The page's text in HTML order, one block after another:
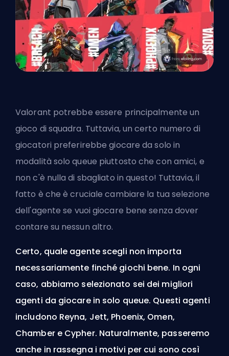
Valorant potrebbe essere principalmente un
gioco di squadra. Tuttavia, un certo numero di
giocatori preferirebbe giocare da solo in
modalità solo queue piuttosto che con amici, e
non c'è nulla di sbagliato in questo! Tuttavia, il
fatto è che è cruciale cambiare la tua selezione
dell'agente se vuoi giocare bene senza dover
contare su nessun altro.
Certo, quale agente scegli non importa
necessariamente finché giochi bene. In ogni
caso, abbiamo selezionato sei dei migliori
agenti da giocare in solo queue. Questi agenti
includono Reyna, Jett, Phoenix, Omen,
Chamber e Cypher. Naturalmente, passeremo
anche in rassegna i motivi per cui sono così